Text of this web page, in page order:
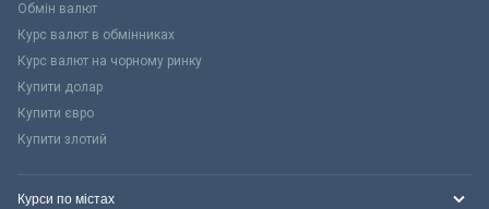
Обмін валют
Курс валют в обмінниках
Курс валют на чорному ринку
Купити долар
Купити євро
Купити злотий
Курси по містах